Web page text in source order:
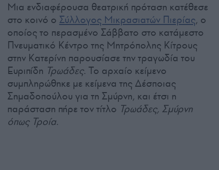
Μια ενδιαφέρουσα θεατρική πρόταση κατέθεσε
στο κοινό ο Σύλλογος Μικρασιατών Πιερίας, ο
οποίος το περασμένο Σάββατο στο κατάμεστο
Πνευματικό Κέντρο της Μητρόπολης Κίτρους
στην Κατερίνη παρουσίασε την τραγωδία του
Ευριπίδη Τρωάδες. Το αρχαίο κείμενο
συμπληρώθηκε με κείμενα της Δέσποιας
Σημαδοπούλου για τη Σμύρνη, και έτσι η
παράσταση πήρε τον τίτλο Τρωάδες, Σμύρνη
όπως Τροία.